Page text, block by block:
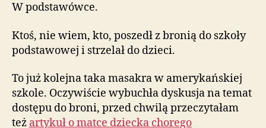
W podstawówce.
Ktoś, nie wiem, kto, poszedł z bronią do szkoły
podstawowej i strzelał do dzieci.
To już kolejna taka masakra w amerykańskiej
szkole. Oczywiście wybuchła dyskusja na temat
dostępu do broni, przed chwilą przeczytałam
też artykuł o matce dziecka chorego